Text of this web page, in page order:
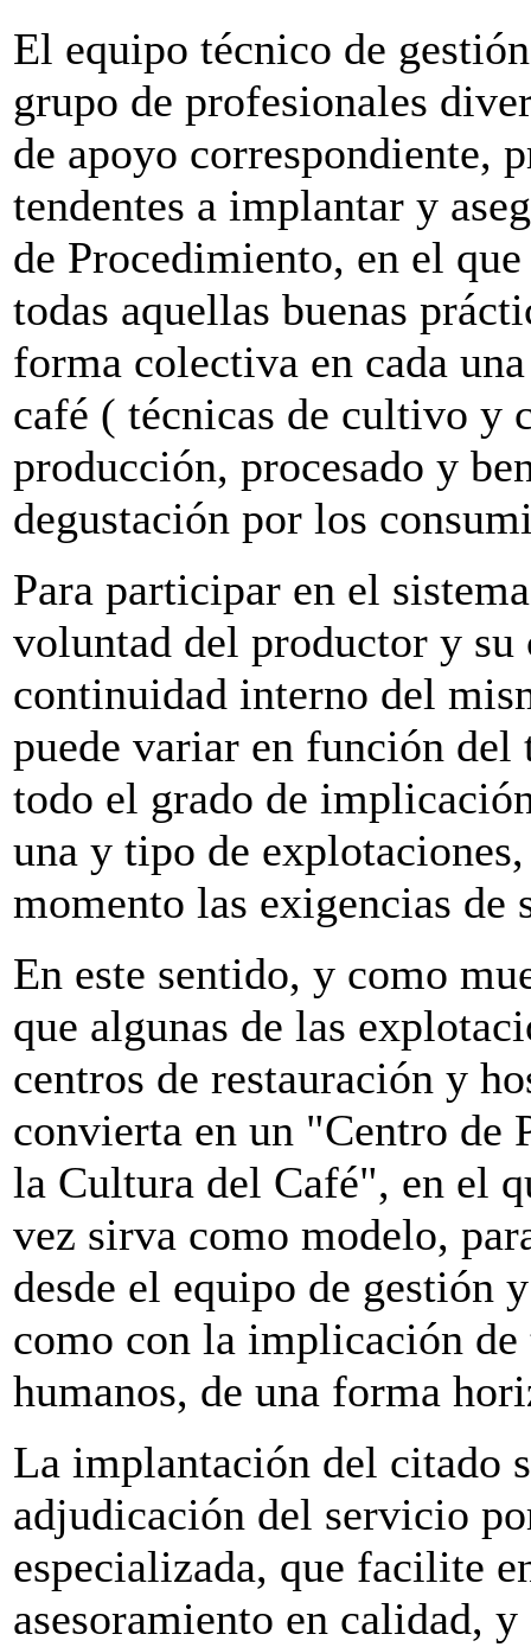
El equipo técnico de
grupo de profesionales
de apoyo correspondiente,
tendentes a implantar y
de Procedimiento, en el
todas aquellas buenas
forma colectiva en cada
café ( técnicas de cultivo y
producción, procesado y
degustación por los
Para participar en el
voluntad del productor y
continuidad interno del
puede variar en función
todo el grado de
una y tipo de
momento las exigencias de
En este sentido, y como
que algunas de las
centros de restauración y
convierta en un "Centro de
la Cultura del Café", en el
vez sirva como modelo,
desde el equipo de gestión
como con la implicación de
humanos, de una forma
La implantación del citado
adjudicación del servicio
especializada, que facilite
asesoramiento en calidad,